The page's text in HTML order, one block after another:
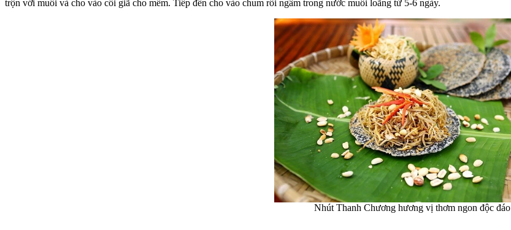
trộn với muối và cho vào cối giã cho mềm. Tiếp đến cho vào chum rồi ngâm trong nước muối loãng từ 5-6 ngày.
Nhút Thanh Chương hương vị thơm ngon độc đáo